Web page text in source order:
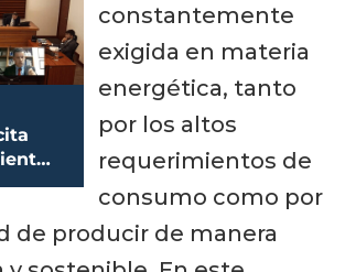
constantemente
exigida en materia
energética, tanto
por los altos
requerimientos de
consumo como por
de producir de manera